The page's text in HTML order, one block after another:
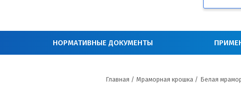
НОРМАТИВНЫЕ ДОКУМЕНТЫ
Главная / Мраморная крошка / Белая